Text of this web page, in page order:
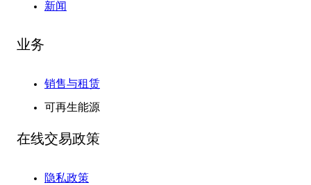
新闻
业务
销售与租赁
可再生能源
在线交易政策
隐私政策